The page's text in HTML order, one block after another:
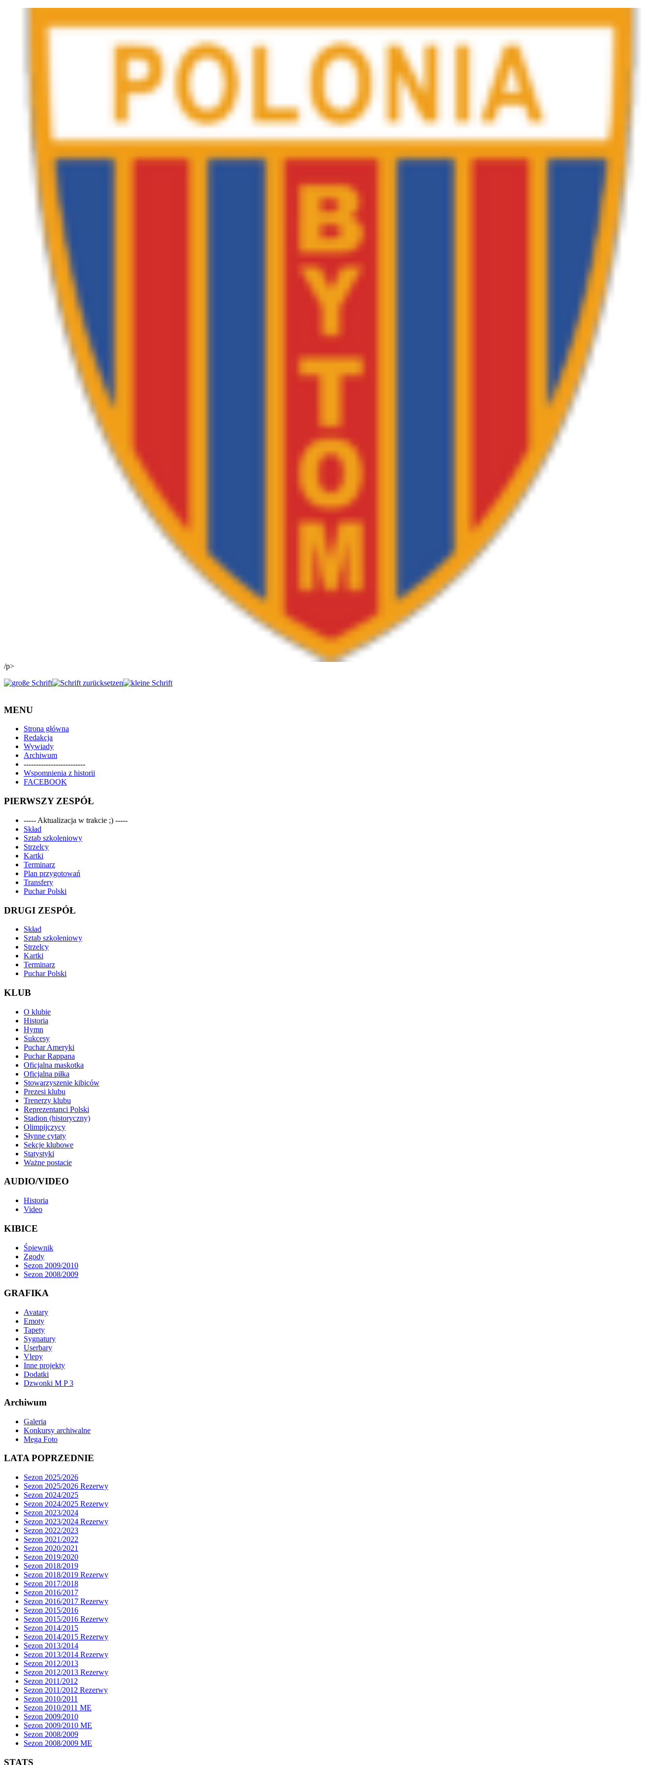
/p>
MENU
Strona główna
Redakcja
Wywiady
Archiwum
-------------------------
Wspomnienia z historii
FACEBOOK
PIERWSZY ZESPÓŁ
----- Aktualizacja w trakcie ;) -----
Skład
Sztab szkoleniowy
Strzelcy
Kartki
Terminarz
Plan przygotowań
Transfery
Puchar Polski
DRUGI ZESPÓŁ
Skład
Sztab szkoleniowy
Strzelcy
Kartki
Terminarz
Puchar Polski
KLUB
O klubie
Historia
Hymn
Sukcesy
Puchar Ameryki
Puchar Rappana
Oficjalna maskotka
Oficjalna piłka
Stowarzyszenie kibiców
Prezesi klubu
Trenerzy klubu
Reprezentanci Polski
Stadion (historyczny)
Olimpijczycy
Słynne cytaty
Sekcje klubowe
Statystyki
Ważne postacie
AUDIO/VIDEO
Historia
Video
KIBICE
Śpiewnik
Zgody
Sezon 2009/2010
Sezon 2008/2009
GRAFIKA
Avatary
Emoty
Tapety
Sygnatury
Userbary
Vlepy
Inne projekty
Dodatki
Dzwonki M P 3
Archiwum
Galeria
Konkursy archiwalne
Mega Foto
LATA POPRZEDNIE
Sezon 2025/2026
Sezon 2025/2026 Rezerwy
Sezon 2024/2025
Sezon 2024/2025 Rezerwy
Sezon 2023/2024
Sezon 2023/2024 Rezerwy
Sezon 2022/2023
Sezon 2021/2022
Sezon 2020/2021
Sezon 2019/2020
Sezon 2018/2019
Sezon 2018/2019 Rezerwy
Sezon 2017/2018
Sezon 2016/2017
Sezon 2016/2017 Rezerwy
Sezon 2015/2016
Sezon 2015/2016 Rezerwy
Sezon 2014/2015
Sezon 2014/2015 Rezerwy
Sezon 2013/2014
Sezon 2013/2014 Rezerwy
Sezon 2012/2013
Sezon 2012/2013 Rezerwy
Sezon 2011/2012
Sezon 2011/2012 Rezerwy
Sezon 2010/2011
Sezon 2010/2011 ME
Sezon 2009/2010
Sezon 2009/2010 ME
Sezon 2008/2009
Sezon 2008/2009 ME
STATS